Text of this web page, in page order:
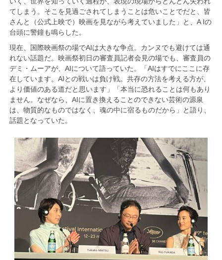
てしまう。そこを見過ごされてしまうことは危いことでだと、皆
さんと（公式上映で）映画を見ながら考えていました」と、A Iの
台頭に警鐘も鳴らした。
現在、国際映画祭の場でAIは大きな争点。カンヌでも避けては通
れない話題だ。映画祭初日の審査員記者会見の場でも、審査員の
デミ・ムーアが、AIについて語っていた。「AIはすでにここに存
在しています。AIとの戦いは負け戦。共存の方法を考える方が、
より価値のある道だと思います」「本当に恐れることは何もあり
ません。なぜなら、AIに置き換えることのできない芸術の源泉
は、物質的なものではなく、魂の中に宿るものだから」と語り、
話題となっていた。